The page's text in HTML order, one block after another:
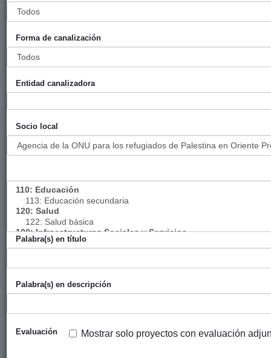
Forma de canalización
Entidad canalizadora
Socio local
Palabra(s) en título
Palabra(s) en descripción
Evaluación Mostrar solo proyectos con evaluación
Alimentación
garantizar la
supervivencia
de la
población
Palestina tras
la última
ofensiva
militar sobre
(eLankidetza
Vasca de
Solidaridad)
Puntos de
salud que
garantizan el
derecho a la
comunidades
aisladas más
vulnerables
Gobierno
(eLankidetza
Cooperación
y
Solidaridad)
español